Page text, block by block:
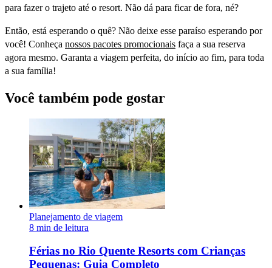
para fazer o trajeto até o resort. Não dá para ficar de fora, né?
Então, está esperando o quê? Não deixe esse paraíso esperando por
você! Conheça nossos pacotes promocionais faça a sua reserva
agora mesmo. Garanta a viagem perfeita, do início ao fim, para toda
a sua família!
Você também pode gostar
Planejamento de viagem
8 min de leitura
Férias no Rio Quente Resorts com Crianças
Pequenas: Guia Completo